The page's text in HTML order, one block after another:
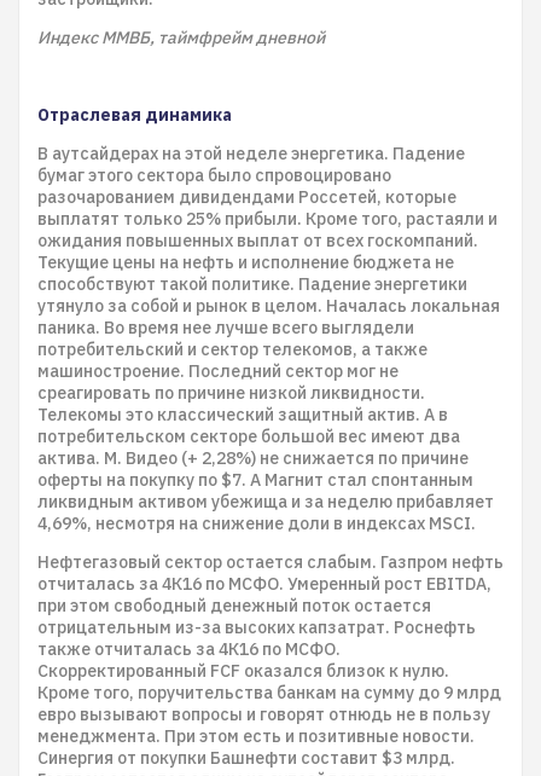
Индекс ММВБ, таймфрейм дневной
Отраслевая динамика
В аутсайдерах на этой неделе энергетика. Падение
бумаг этого сектора было спровоцировано
разочарованием дивидендами Россетей, которые
выплатят только 25% прибыли. Кроме того, растаяли и
ожидания повышенных выплат от всех госкомпаний.
Текущие цены на нефть и исполнение бюджета не
способствуют такой политике. Падение энергетики
утянуло за собой и рынок в целом. Началась локальная
паника. Во время нее лучше всего выглядели
потребительский и сектор телекомов, а также
машиностроение. Последний сектор мог не
среагировать по причине низкой ликвидности.
Телекомы это классический защитный актив. А в
потребительском секторе большой вес имеют два
актива. М. Видео (+ 2,28%) не снижается по причине
оферты на покупку по $7. А Магнит стал спонтанным
ликвидным активом убежища и за неделю прибавляет
4,69%, несмотря на снижение доли в индексах MSCI.
Нефтегазовый сектор остается слабым. Газпром нефть
отчиталась за 4К16 по МСФО. Умеренный рост EBITDA,
при этом свободный денежный поток остается
отрицательным из-за высоких капзатрат. Роснефть
также отчиталась за 4К16 по МСФО.
Скорректированный FCF оказался близок к нулю.
Кроме того, поручительства банкам на сумму до 9 млрд
евро вызывают вопросы и говорят отнюдь не в пользу
менеджмента. При этом есть и позитивные новости.
Синергия от покупки Башнефти составит $3 млрд.